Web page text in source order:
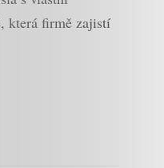
která firmě zajistí